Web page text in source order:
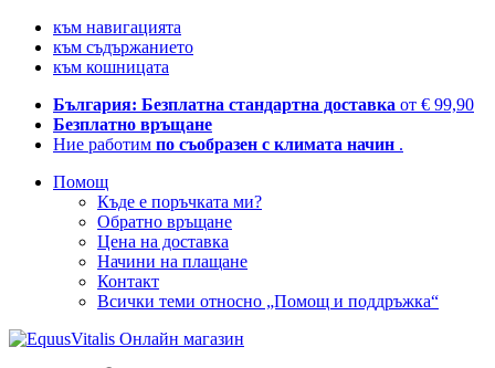
към навигацията
към съдържанието
към кошницата
България: Безплатна стандартна доставка от € 99,90
Безплатно връщане
Ние работим по съобразен с климата начин .
Помощ
Къде е поръчката ми?
Обратно връщане
Цена на доставка
Начини на плащане
Контакт
Всички теми относно „Помощ и поддръжка“